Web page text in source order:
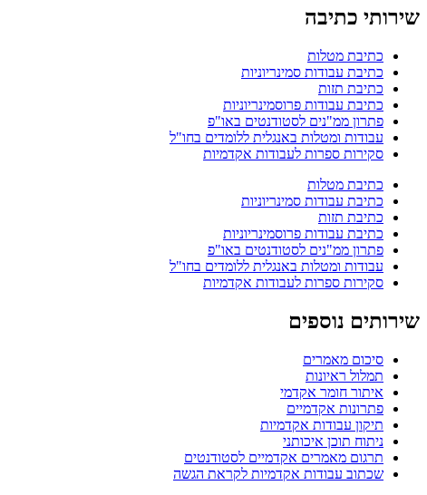
שירותי כתיבה
כתיבת מטלות
כתיבת עבודות סמינריוניות
כתיבת תזות
כתיבת עבודות פרוסמינריוניות
פתרון ממ"נים לסטודנטים באו"פ
עבודות ומטלות באנגלית ללומדים בחו"ל
סקירות ספרות לעבודות אקדמיות
כתיבת מטלות
כתיבת עבודות סמינריוניות
כתיבת תזות
כתיבת עבודות פרוסמינריוניות
פתרון ממ"נים לסטודנטים באו"פ
עבודות ומטלות באנגלית ללומדים בחו"ל
סקירות ספרות לעבודות אקדמיות
שירותים נוספים
סיכום מאמרים
תמלול ראיונות
איתור חומר אקדמי
פתרונות אקדמיים
תיקון עבודות אקדמיות
ניתוח תוכן איכותני
תרגום מאמרים אקדמיים לסטודנטים
שכתוב עבודות אקדמיות לקראת הגשה